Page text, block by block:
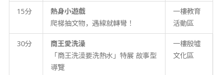
15分
熱身小遊戲
爬梯抽文物，遇線就轉彎！
一樓教育
活動區
30分
商王愛洗澡
「商王洗澡要洗熱水」特展 故事型
導覽
一樓殷墟
文化區